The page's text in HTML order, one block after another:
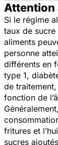
Attention
Si le régime
taux de
aliments
personne
différents en
type 1,
de
fonction de
fritures et
sucres